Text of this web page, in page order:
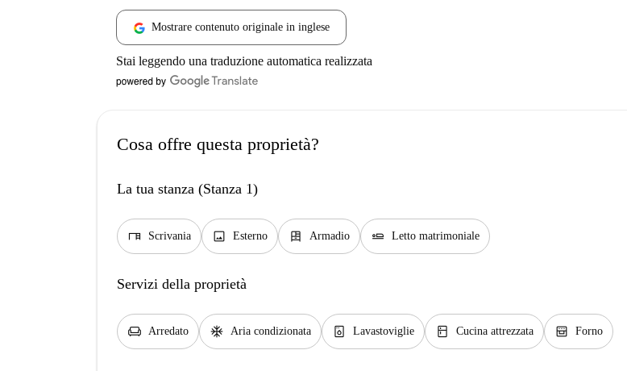
Mostrare contenuto originale in inglese
Stai leggendo una traduzione automatica realizzata
Cosa offre questa proprietà?
La tua stanza (Stanza 1)
desk Scrivania image Esterno dresser Armadio airline_seat_flat Letto matrimoniale
Servizi della proprietà
chair Arredato ac_unit Aria condizionata dishwasher_gen Lavastoviglie kitchen Cucina attrezzata oven_gen Forno